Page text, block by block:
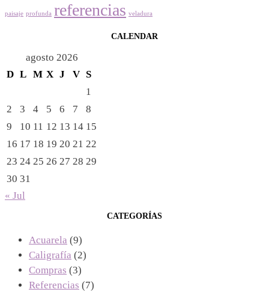
paisaje profunda referencias veladura
CALENDAR
agosto 2026
D L M X J V S
1
2
3 4 5 6 7
8
9
10 11 12 13 14 15
16 17 18 19 20 21 22
23 24 25 26 27 28 29
30 31
« Jul
CATEGORÍAS
Acuarela (9)
Caligrafía (2)
Compras (3)
Referencias (7)